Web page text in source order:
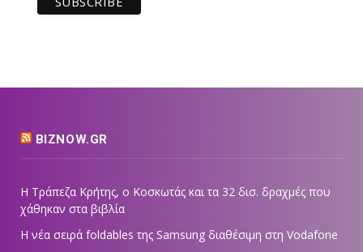
BIZNOW.GR
Η Τράπεζα Κρήτης, ο Κοσκωτάς και τα 32 δισ. δραχμές που
χάθηκαν στα βιβλία
Η νέα σειρά foldables της Samsung διαθέσιμη στη Vodafone